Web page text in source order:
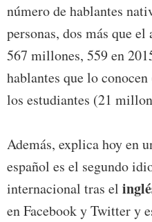
número de hablantes
personas, dos más que
567 millones, 559 en
hablantes que lo
los estudiantes (21
Además, explica hoy en
español es el segundo
internacional tras el
en Facebook y Twitter y